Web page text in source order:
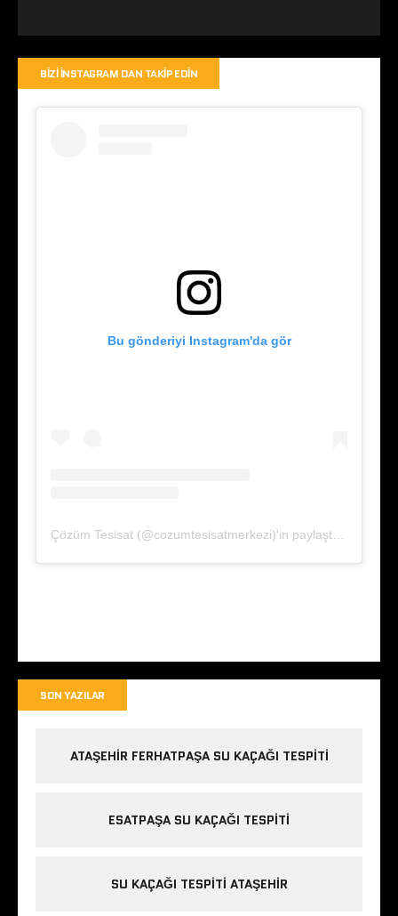
BIZI İNSTAGRAM DAN TAKIP EDIN
Bu gönderiyi Instagram'da gör
Çözüm Tesisat (@cozumtesisatmerkezi)'in paylaştığı bir gönderi
SON YAZILAR
ATAŞEHIR FERHATPAŞA SU KAÇAĞI TESPITI
ESATPAŞA SU KAÇAĞI TESPITI
SU KAÇAĞI TESPITI ATAŞEHIR